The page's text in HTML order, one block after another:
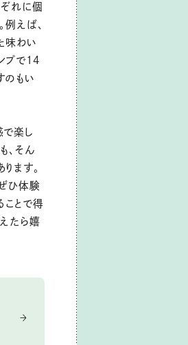
れに個
えば、
味わい
プで14
のもい
で楽し
、そん
ます。
ひ体験
ことで得
たら嬉